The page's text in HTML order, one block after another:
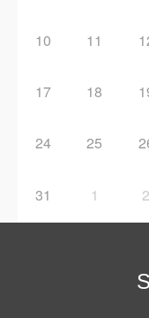
10 11
17 18
24 25
31 1 2